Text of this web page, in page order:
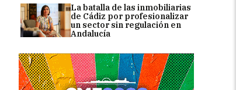
La batalla de las inmobiliarias
de Cádiz por profesionalizar
un sector sin regulación en
Andalucía